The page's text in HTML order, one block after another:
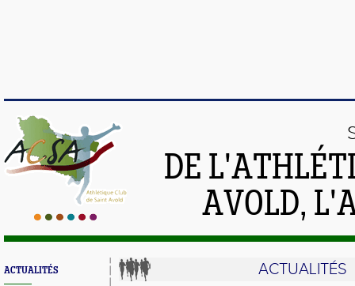
DE
AVOLD,
ACTUALITÉS ACTUALITÉS